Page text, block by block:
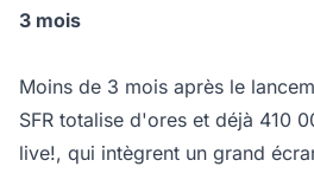
3 mois
Moins de 3 mois après le
SFR totalise d'ores et déjà 410
live!, qui intègrent un grand